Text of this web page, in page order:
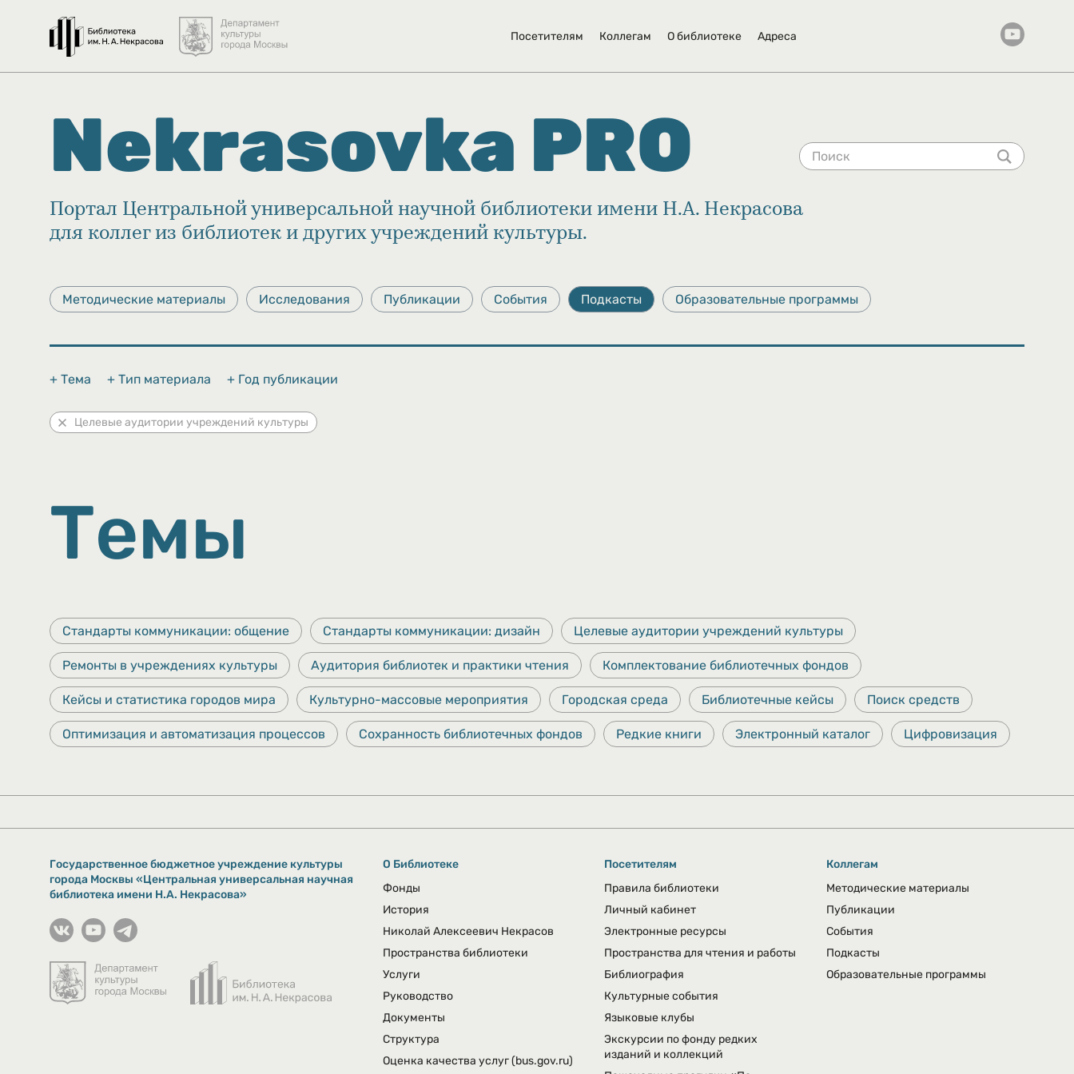
Посетителям Коллегам О библиотеке Адреса
Nekrasovka PRO
Портал Центральной универсальной научной библиотеки имени Н.А. Некрасова
для коллег из библиотек и других учреждений культуры.
Методические материалы Исследования Публикации События Подкасты Образовательные программы
+ Тема + Тип материала + Год публикации
Целевые аудитории учреждений культуры
Темы
Стандарты коммуникации: общение Стандарты коммуникации: дизайн Целевые аудитории учреждений культуры
Ремонты в учреждениях культуры Аудитория библиотек и практики чтения Комплектование библиотечных фондов
Кейсы и статистика городов мира Культурно-массовые мероприятия Городская среда Библиотечные кейсы Поиск средств
Оптимизация и автоматизация процессов Сохранность библиотечных фондов Редкие книги Электронный каталог Цифровизация
Государственное бюджетное учреждение культуры
города Москвы «Центральная универсальная научная
библиотека имени Н.А. Некрасова»
О Библиотеке
Фонды
История
Николай Алексеевич Некрасов
Пространства библиотеки
Услуги
Руководство
Документы
Структура
Оценка качества услуг(bus.gov.ru)
Посетителям
Правила библиотеки
Личный кабинет
Электронные ресурсы
Пространства для чтения и работы
Библиография
Культурные события
Языковые клубы
Экскурсии по фонду редких
изданий и коллекций
Коллегам
Методические материалы
Публикации
События
Подкасты
Образовательные программы